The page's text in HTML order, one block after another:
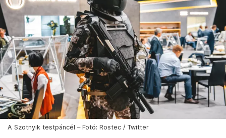
A Szotnyik testpáncél – Fotó: Rostec / Twitter